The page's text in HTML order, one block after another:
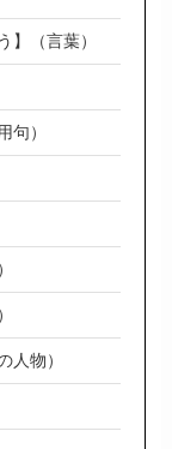
】（言葉）
句）
人物）